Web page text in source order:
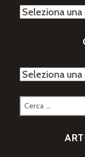
Categorie
Categorie
Ricerca
per: